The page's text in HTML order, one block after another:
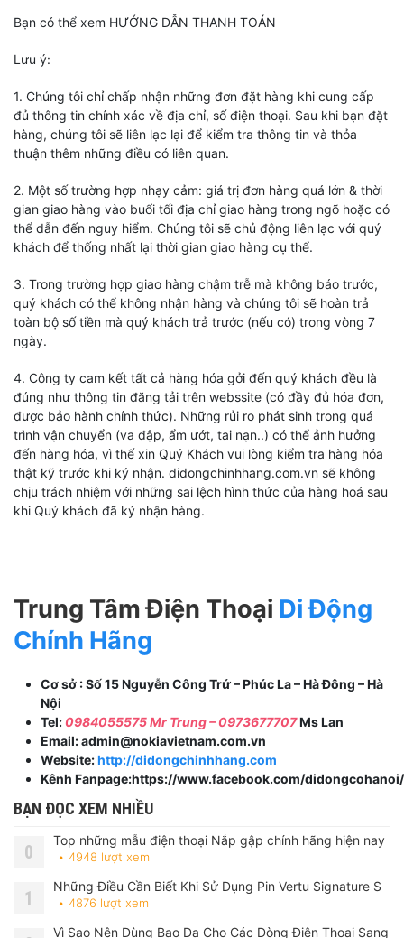
Bạn có thể xem HƯỚNG DẪN THANH TOÁN
Lưu ý:
1. Chúng tôi chỉ chấp nhận những đơn đặt hàng khi cung cấp
đủ thông tin chính xác về địa chỉ, số điện thoại. Sau khi bạn đặt
hàng, chúng tôi sẽ liên lạc lại để kiểm tra thông tin và thỏa
thuận thêm những điều có liên quan.
2. Một số trường hợp nhạy cảm: giá trị đơn hàng quá lớn & thời
gian giao hàng vào buổi tối địa chỉ giao hàng trong ngõ hoặc có
thể dẫn đến nguy hiểm. Chúng tôi sẽ chủ động liên lạc với quý
khách để thống nhất lại thời gian giao hàng cụ thể.
3. Trong trường hợp giao hàng chậm trễ mà không báo trước,
quý khách có thể không nhận hàng và chúng tôi sẽ hoàn trả
toàn bộ số tiền mà quý khách trả trước (nếu có) trong vòng 7
ngày.
4. Công ty cam kết tất cả hàng hóa gởi đến quý khách đều là
đúng như thông tin đăng tải trên webssite (có đầy đủ hóa đơn,
được bảo hành chính thức). Những rủi ro phát sinh trong quá
trình vận chuyển (va đập, ẩm ướt, tai nạn..) có thể ảnh hưởng
đến hàng hóa, vì thế xin Quý Khách vui lòng kiểm tra hàng hóa
thật kỹ trước khi ký nhận. didongchinhhang.com.vn sẽ không
chịu trách nhiệm với những sai lệch hình thức của hàng hoá sau
khi Quý khách đã ký nhận hàng.
Trung Tâm Điện Thoại Di Động
Chính Hãng
Cơ sở : Số 15 Nguyễn Công Trứ – Phúc La – Hà Đông – Hà
Nội
Tel:0984055575Mr Trung –0973677707Ms Lan
Email: admin@nokiavietnam.com.vn
Website:http://didongchinhhang.com
Kênh Fanpage:https://www.facebook.com/didongcohanoi/
BẠN ĐỌC XEM NHIỀU
0
Top những mẫu điện thoại Nắp gập chính hãng hiện nay
4948 lượt xem
1
Những Điều Cần Biết Khi Sử Dụng Pin Vertu Signature S
4876 lượt xem
Vì Sao Nên Dùng Bao Da Cho Các Dòng Điện Thoại Sang